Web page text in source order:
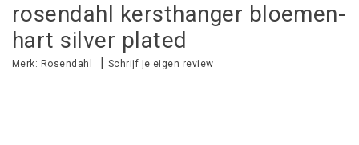
rosendahl kersthanger bloemen-
hart silver plated
Merk: Rosendahl | Schrijf je eigen review